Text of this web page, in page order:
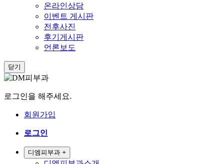
온라인상담
이벤트 게시판
전후사진
후기게시판
언론보도
닫기
로그인을 해주세요.
회원가입
로그인
디엠피부과 +